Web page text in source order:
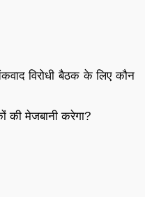
विरोधी बैठक के लिए कौन
की मेजबानी करेगा?